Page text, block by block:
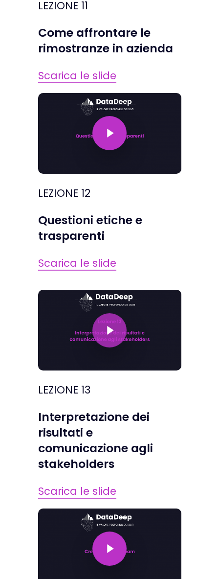
LEZIONE 11
Come affrontare le
rimostranze in azienda
Scarica le slide
Play Video
LEZIONE 12
Questioni etiche e
trasparenti
Scarica le slide
Play Video
LEZIONE 13
Interpretazione dei
risultati e
comunicazione agli
stakeholders
Scarica le slide
Play Video